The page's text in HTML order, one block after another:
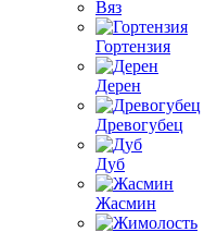
Вяз
Гортензия
Дерен
Древогубец
Дуб
Жасмин